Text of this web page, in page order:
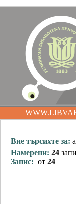
Вие търсихте за:
Намерени: 24
Запис: от 24